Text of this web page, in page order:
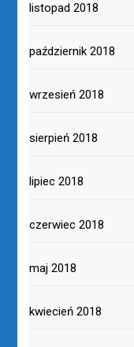
listopad 2018
październik 2018
wrzesień 2018
sierpień 2018
lipiec 2018
czerwiec 2018
maj 2018
kwiecień 2018